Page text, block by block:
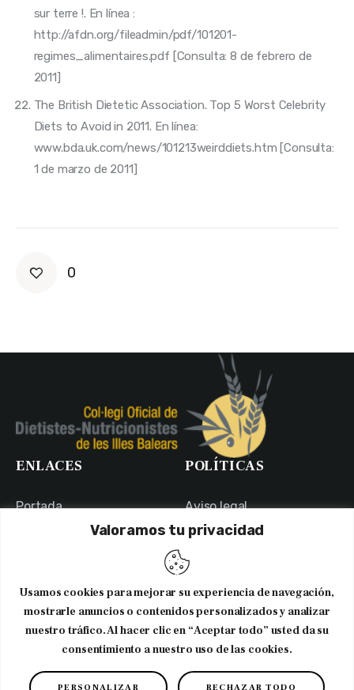
Valoramos tu privacidad
Usamos cookies para mejorar su experiencia de navegación,
mostrarle anuncios o contenidos personalizados y analizar
nuestro tráfico. Al hacer clic en “Aceptar todo” usted da su
consentimiento a nuestro uso de las cookies.
PERSONALIZAR RECHAZAR TODO
sur terre !. En línea :
http://afdn.org/fileadmin/pdf/101201-
regimes_alimentaires.pdf [Consulta: 8 de febrero de
2011]
The British Dietetic Association. Top 5 Worst Celebrity
Diets to Avoid in 2011. En línea:
www.bda.uk.com/news/101213weirddiets.htm [Consulta:
1 de marzo de 2011]
0
ENLACES
Portada
Portal de Transparencia
Usuarios
POLÍTICAS
Aviso legal
Política de Privacidad
Política de Cookies
Canal Ético
NEWSLETTER